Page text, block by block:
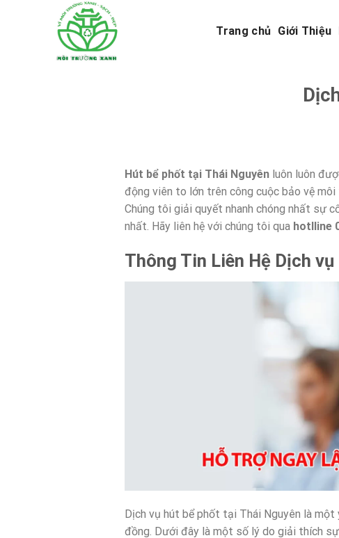
Trang chủ Giới Thiệu
Hút bể phốt tại Thái Nguyênluôn luôn
động viên to lớn trên công cuộc bảo vệ
Chúng tôi giải quyết nhanh chóng nhất sự
nhất. Hãy liên hệ với chúng tôi qua hotlline
Thông Tin Liên Hệ Dịch
Dịch vụ hút bể phốt tại Thái Nguyên là
đồng. Dưới đây là một số lý do giải thích